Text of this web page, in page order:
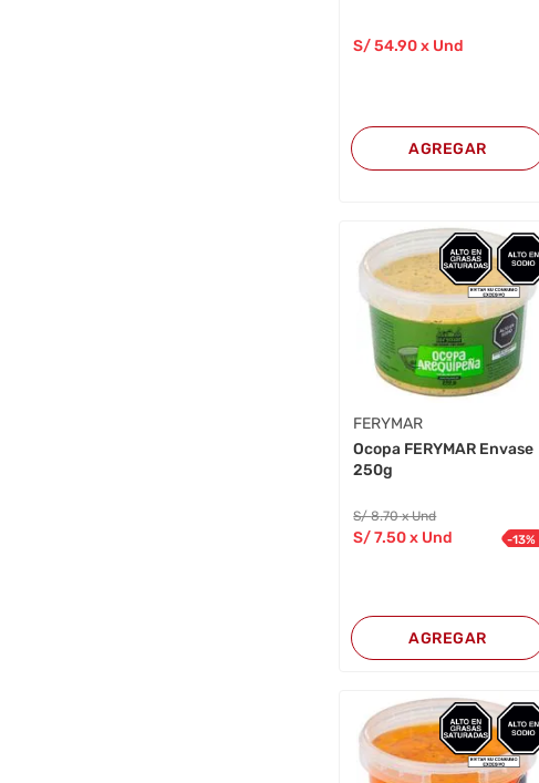
S/54.90x Und
AGREGAR
FERYMAR
Ocopa FERYMAR Envase
250g
S/8.70 x Und
S/7.50x Und -13%
AGREGAR